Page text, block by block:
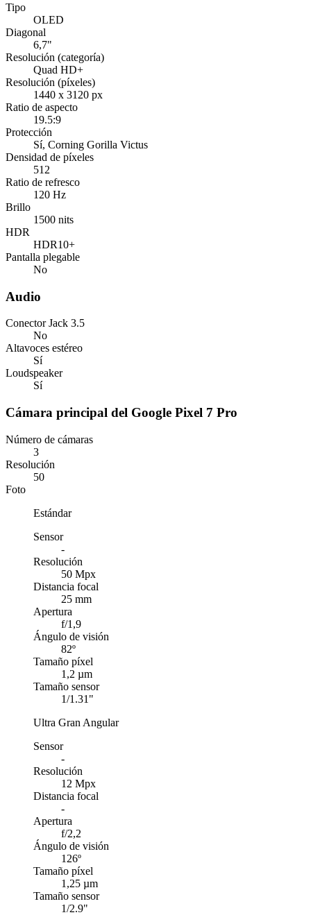
Tipo
OLED
Diagonal
6,7"
Resolución (categoría)
Quad HD+
Resolución (píxeles)
1440 x 3120 px
Ratio de aspecto
19.5:9
Protección
Sí, Corning Gorilla Victus
Densidad de píxeles
512
Ratio de refresco
120 Hz
Brillo
1500 nits
HDR
HDR10+
Pantalla plegable
No
Audio
Conector Jack 3.5
No
Altavoces estéreo
Sí
Loudspeaker
Sí
Cámara principal del Google Pixel 7 Pro
Número de cámaras
3
Resolución
50
Foto
Estándar
Sensor
-
Resolución
50 Mpx
Distancia focal
25 mm
Apertura
f/1,9
Ángulo de visión
82º
Tamaño píxel
1,2 µm
Tamaño sensor
1/1.31"
Ultra Gran Angular
Sensor
-
Resolución
12 Mpx
Distancia focal
-
Apertura
f/2,2
Ángulo de visión
126º
Tamaño píxel
1,25 µm
Tamaño sensor
1/2.9"